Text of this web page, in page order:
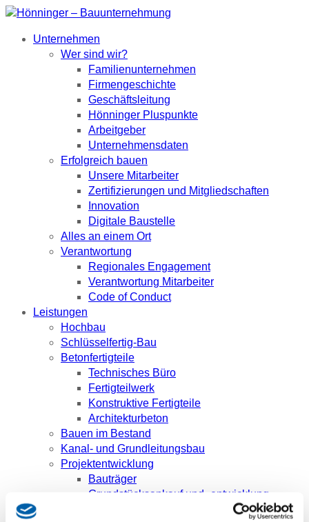
Unternehmen
Wer sind wir?
Familienunternehmen
Firmengeschichte
Geschäftsleitung
Hönninger Pluspunkte
Arbeitgeber
Unternehmensdaten
Erfolgreich bauen
Unsere Mitarbeiter
Zertifizierungen und Mitgliedschaften
Innovation
Digitale Baustelle
Alles an einem Ort
Verantwortung
Regionales Engagement
Verantwortung Mitarbeiter
Code of Conduct
Leistungen
Hochbau
Schlüsselfertig-Bau
Betonfertigteile
Technisches Büro
Fertigteilwerk
Konstruktive Fertigteile
Architekturbeton
Bauen im Bestand
Kanal- und Grundleitungsbau
Projektentwicklung
Bauträger
Grundstücksankauf und -entwicklung
Karriere